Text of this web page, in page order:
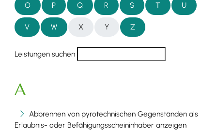
O P Q R S T U
V W X Y Z
Leistungen suchen
A
Abbrennen von pyrotechnischen Gegenständen als
Erlaubnis- oder Befähigungsscheininhaber anzeigen